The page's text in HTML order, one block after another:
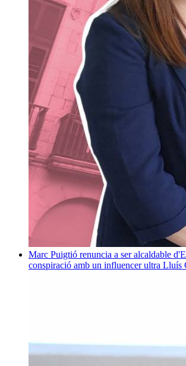
Marc Puigtió renuncia a ser alcaldable
conspiració amb un influencer ultra Lluís